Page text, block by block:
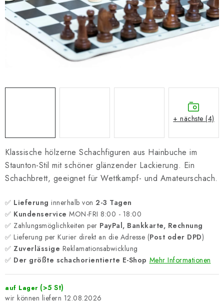
SCHACH-MERCH
SCHACH GESCHENKE
Geschäftsbedingungen
Klassische hölzerne Schachfiguren aus Hainbuche im
Staunton-Stil mit schöner glänzender Lackierung. Ein
Schachbrett, geeignet für Wettkampf- und Amateurschach.
✅ Lieferung innerhalb von 2-3 Tagen
✅ Kundenservice MON-FRI 8:00 - 18:00
✅ Zahlungsmöglichkeiten per PayPal, Bankkarte, Rechnung
✅ Lieferung per Kurier direkt an die Adresse (Post oder DPD)
✅ Zuverlässige Reklamationsabwicklung
✅ Der größte schachorientierte E-Shop Mehr Informationen
auf Lager (>5 St)
12.08.2026
+ nächste (4)